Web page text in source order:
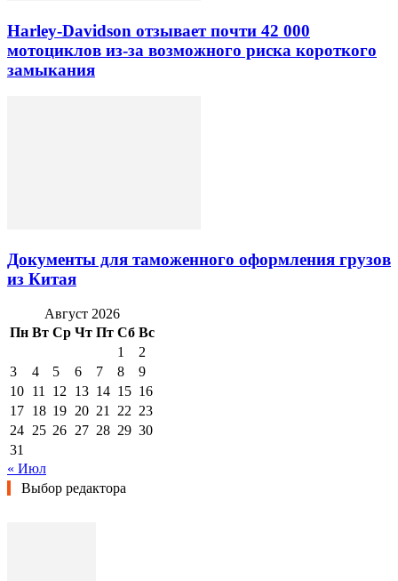
Harley-Davidson отзывает почти 42 000
мотоциклов из-за возможного риска короткого
замыкания
Документы для таможенного оформления грузов
из Китая
Август 2026
Пн Вт Ср Чт Пт Сб Вс
1
2
3
4 5 6 7 8
9
10 11 12 13 14 15 16
17 18 19 20 21 22 23
24 25 26 27 28 29 30
31
« Июл
Выбор редактора